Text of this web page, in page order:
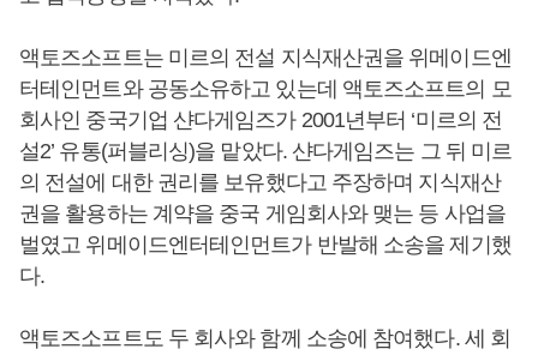
액토즈소프트는 미르의 전설 지식재산권을 위메이드엔
터테인먼트와 공동소유하고 있는데 액토즈소프트의 모
회사인 중국기업 샨다게임즈가 2001년부터 ‘미르의 전
설2’ 유통(퍼블리싱)을 맡았다. 샨다게임즈는 그 뒤 미르
의 전설에 대한 권리를 보유했다고 주장하며 지식재산
권을 활용하는 계약을 중국 게임회사와 맺는 등 사업을
벌였고 위메이드엔터테인먼트가 반발해 소송을 제기했
다.
액토즈소프트도 두 회사와 함께 소송에 참여했다. 세 회